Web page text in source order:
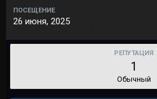
ПОСЕЩЕНИЕ
26 июня, 2025
РЕПУТАЦИЯ
1
Обычный